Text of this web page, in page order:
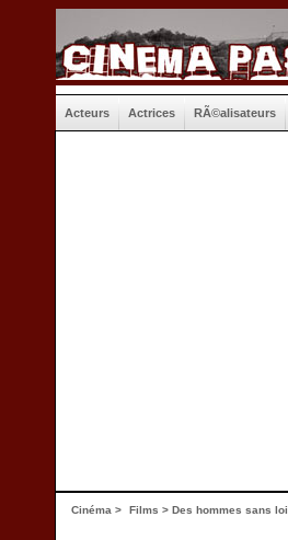
Acteurs Actrices RÃ©alisateurs
Cinéma > Films > Des hommes sans loi